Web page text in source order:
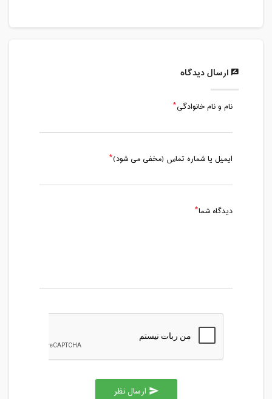
ارسال دیدگاه
نام و نام خانوادگی
ایمیل یا شماره تماس (مخفی می شود)
دیدگاه شما
send